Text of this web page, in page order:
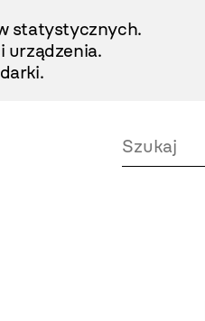
statystycznych.
urządzenia.